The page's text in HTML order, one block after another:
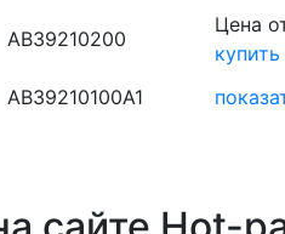
AB39210200
Цена
купить
AB39210100A1